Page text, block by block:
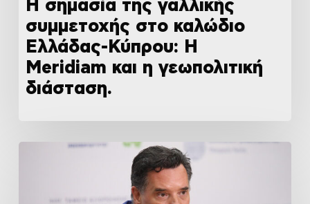
Η σημασία της γαλλικής
συμμετοχής στο καλώδιο
Ελλάδας-Κύπρου: Η
Meridiam και η γεωπολιτική
διάσταση.